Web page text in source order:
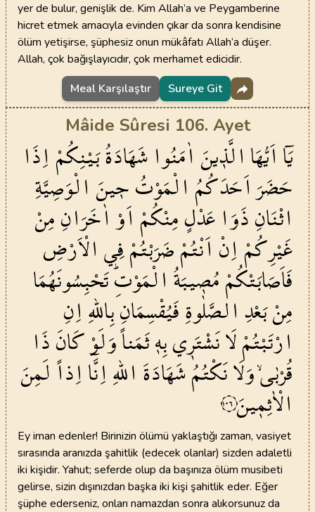
yer de bulur, genişlik de. Kim Allah’a ve Peygamberine
hicret etmek amacıyla evinden çıkar da sonra kendisine
ölüm yetişirse, şüphesiz onun mükâfatı Allah’a düşer.
Allah, çok bağışlayıcıdır, çok merhamet edicidir.
Meal Karşılaştır
Sureye Git
Mâide Sûresi 106. Ayet
يَٓااَيُّهَاالَّذ۪ينَ اٰمَنُواشَهَادَةُبَيْنِكُمْاِذَا
حَضَرَاَحَدَكُمُ الْمَوْتُح۪ينَ الْوَصِيَّةِ
اثْنَانِذَوَاعَدْلٍمِنْكُمْ اَوْاٰخَرَانِمِنْ
غَيْرِكُمْاِنْ اَنْتُمْضَرَبْتُمْفِيالْاَرْضِ
فَاَصَابَتْكُمْمُص۪يبَةُالْمَوْتِۜتَحْبِسُونَهُمَا
مِنْبَعْدِ الصَّلٰوةِفَيُقْسِمَانِبِاللّٰهِاِنِ
ارْتَبْتُمْلَانَشْتَر۪يبِه۪ثَمَناًوَلَوْكَانَذَا
قُرْبٰىۙوَلَانَكْتُمُشَهَادَةَ اللّٰهِاِنَّٓااِذاًلَمِنَ
الْاٰثِم۪ينَ١٠٦
Ey iman edenler! Birinizin ölümü yaklaştığı zaman, vasiyet
sırasında aranızda şahitlik (edecek olanlar) sizden adaletli
iki kişidir. Yahut; seferde olup da başınıza ölüm musibeti
gelirse, sizin dışınızdan başka iki kişi şahitlik eder. Eğer
şüphe ederseniz, onları namazdan sonra alıkorsunuz da